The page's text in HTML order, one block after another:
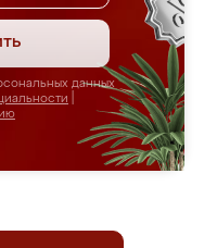
данных